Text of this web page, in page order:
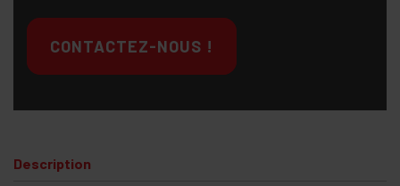
CONTACTEZ-NOUS !
Description